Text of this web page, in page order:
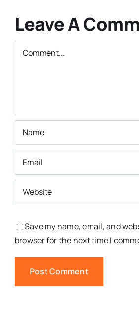
Bright” ⭐️
Leave A
Comment
Save my name, email, and
browser for the next time I